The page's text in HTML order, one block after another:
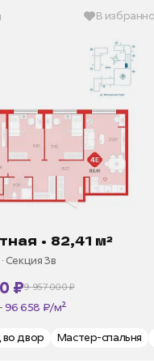
В
• 82,41 м²
Секция 3в
₽9 957 000 ₽
35 973 ₽/мес
96 658 ₽/м²
во двор Мастер-спальня